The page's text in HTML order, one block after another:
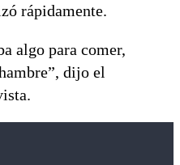
rápidamente.
algo para comer,
dijo el